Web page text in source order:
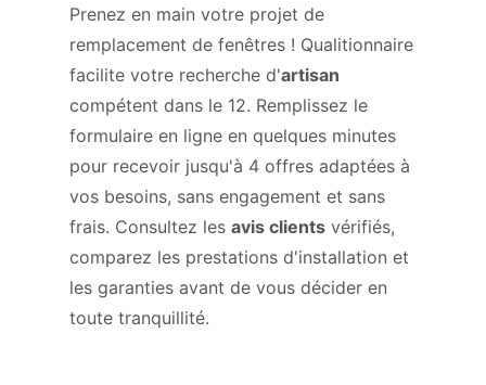
Prenez en main votre projet de
remplacement de fenêtres ! Qualitionnaire
facilite votre recherche d'artisan
compétent dans le 12. Remplissez le
formulaire en ligne en quelques minutes
pour recevoir jusqu'à 4 offres adaptées à
vos besoins, sans engagement et sans
frais. Consultez les avis clients vérifiés,
comparez les prestations d'installation et
les garanties avant de vous décider en
toute tranquillité.